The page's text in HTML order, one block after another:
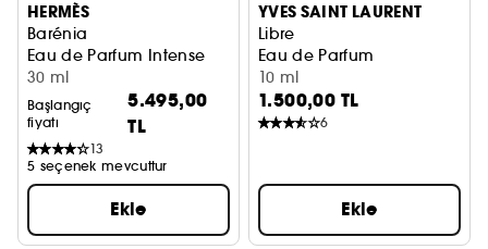
HERMÈS
Barénia
Eau de Parfum Intense
30 ml
Başlangıç
fiyatı
5.495,00
TL
13
5 seçenek mevcuttur
Ekle
YVES SAINT LAURENT
Libre
Eau de Parfum
10 ml
1.500,00 TL
6
Ekle